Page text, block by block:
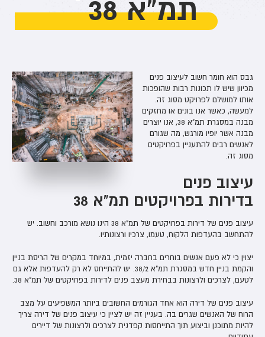
תמ"א 38
גבס הוא חומר חשוב לעיצוב פנים
מכיוון שיש לו תכונות רבות שהופכות
אותו למושלם לפרויקט מסוג זה.
למעשה, כאשר אנו בונים או מחזקים
מבנה במסגרת תמ"א 38, אנו יוצרים
מבנה אשר יופיו מורגש, מה שגורם
לאנשים רבים להתעניין בפרויקטים
מסוג זה.
עיצוב פנים
בדירות בפרויקטים תמ"א 38
עיצוב פנים של דירות בפרויקטים של תמ"א 38 הינו נושא מורכב וחשוב. יש
להתחשב בהעדפות הלקוח, טעמו, צרכיו ורצונותיו.
יצוין כי לא פעם אנשים בוחרים בחברה יזמית, במיוחד במקרים של הריסת בניין
והקמת בניין חדש במסגרת תמ"א 38/2. יש להתייחס לא רק להעדפות אלא גם
לטעם, לצרכים ולרצונות בבחירת מעצב פנים לדירות בפרויקטים של תמ"א 38.
עיצוב פנים של דירה הוא אחד הגורמים החשובים ביותר המשפיעים על מצב
הרוח של האנשים שגרים בה. בעניין זה יש לציין כי עיצוב פנים של דירה צריך
להיות מתוכנן וביצוע תוך התייחסות קפדנית לצרכים ולרצונות של דיירים